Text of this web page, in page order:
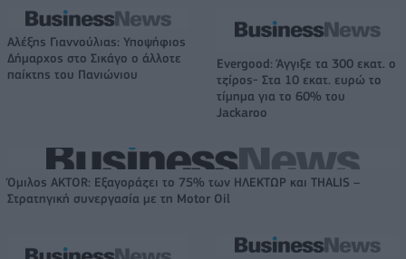
Αλέξης Γιαννούλιας: Υποψήφιος
Δήμαρχος στο Σικάγο ο άλλοτε
παίκτης του Πανιώνιου
Evergood: Άγγιξε τα 300 εκατ. ο
τζίρος- Στα 10 εκατ. ευρώ το
τίμημα για το 60% του
Jackaroo
Όμιλος AKTOR: Εξαγοράζει το 75% των ΗΛΕΚΤΩΡ και THALIS –
Στρατηγική συνεργασία με τη Motor Oil